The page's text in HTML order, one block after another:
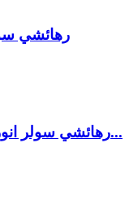
رهائشي
رهائشي سولر انورٽر ڪيتري وقت تائين هلندا آهن...